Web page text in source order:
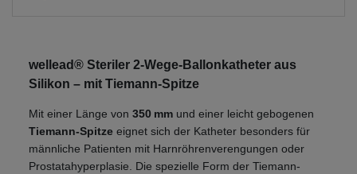
wellead® Steriler 2-Wege-Ballonkatheter aus
Silikon – mit Tiemann-Spitze
Mit einer Länge von 350 mm und einer leicht gebogenen
Tiemann-Spitze eignet sich der Katheter besonders für
männliche Patienten mit Harnröhrenverengungen oder
Prostatahyperplasie. Die spezielle Form der Tiemann-